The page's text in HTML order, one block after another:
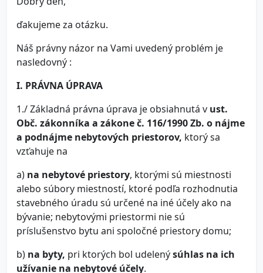
ďakujeme za otázku.
Náš právny názor na Vami uvedený problém je
nasledovný :
I. PRÁVNA ÚPRAVA
1./ Základná právna úprava je obsiahnutá v ust.
Obč. zákonníka a zákone č. 116/1990 Zb. o nájme
a podnájme nebytových priestorov, ktorý sa
vzťahuje na
a) na nebytové priestory, ktorými sú miestnosti
alebo súbory miestností, ktoré podľa rozhodnutia
stavebného úradu sú určené na iné účely ako na
bývanie; nebytovými priestormi nie sú
príslušenstvo bytu ani spoločné priestory domu;
b) na byty, pri ktorých bol udelenýsúhlas na ich
užívanie na nebytové účely.